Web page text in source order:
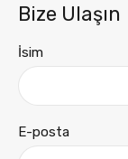
Bize Ulaşın
İsim
E-posta